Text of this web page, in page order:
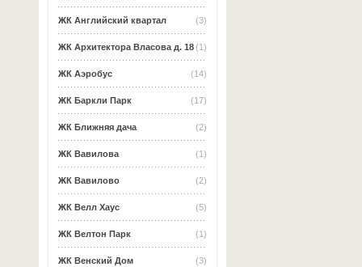
(3)
ЖК Английский квартал
(1)
ЖК Архитектора Власова д. 18
(14)
ЖК Аэробус
(17)
ЖК Баркли Парк
(2)
ЖК Ближняя дача
(1)
ЖК Вавилова
(2)
ЖК Вавилово
(5)
ЖК Велл Хаус
(1)
ЖК Велтон Парк
(3)
ЖК Венский Дом